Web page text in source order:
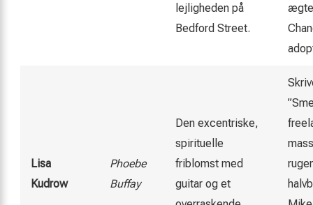
lejligheden på
Bedford Street.
Lisa
Kudrow
Phoebe
Buffay
Den excentriske,
spirituelle
friblomst med
guitar og et